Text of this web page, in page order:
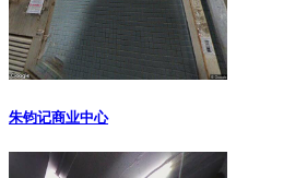
朱钧记商业中心